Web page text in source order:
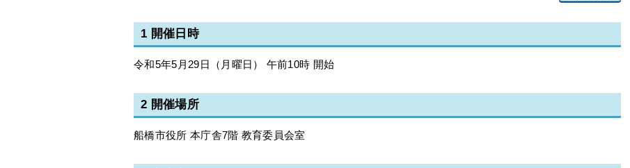
1 開催日時
令和5年5月29日（月曜日） 午前10時 開始
2 開催場所
船橋市役所 本庁舎7階 教育委員会室